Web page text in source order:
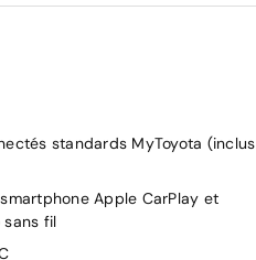
standards MyToyota (inclus
Apple CarPlay et
sans fil